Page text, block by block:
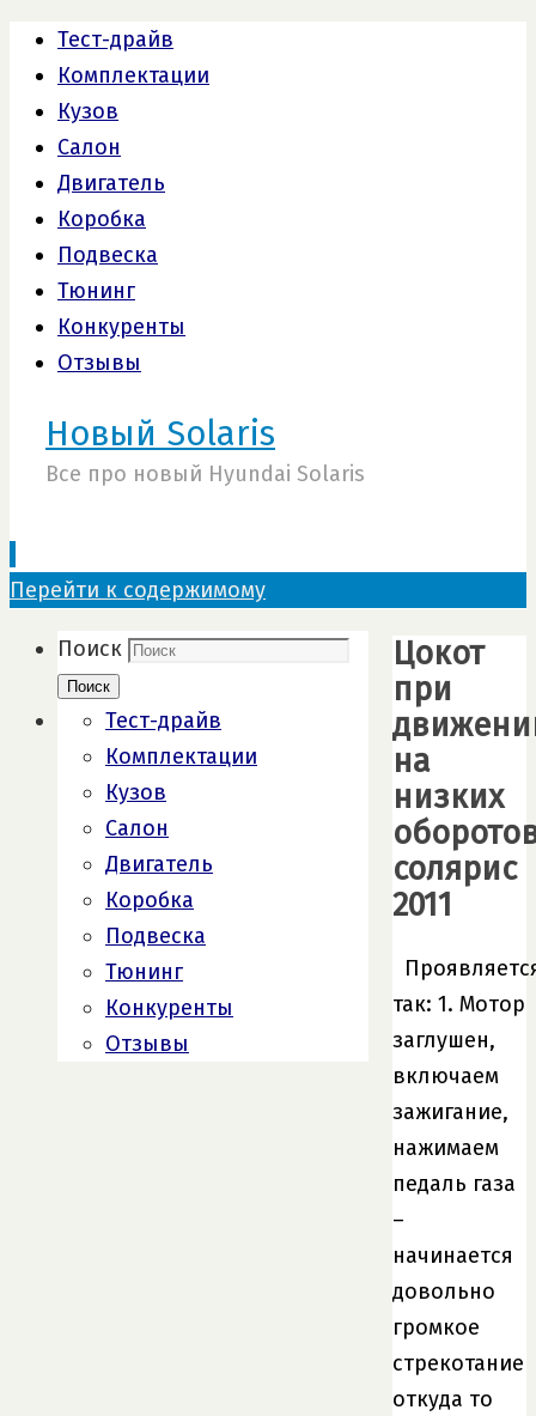
Тест-драйв
Комплектации
Кузов
Салон
Двигатель
Коробка
Подвеска
Тюнинг
Конкуренты
Отзывы
Новый Solaris
Все про новый Hyundai Solaris
Перейти к содержимому
Цокот
при
на
низких
солярис
2011
так: 1. Мотор
заглушен,
включаем
зажигание,
нажимаем
педаль газа
–
начинается
довольно
громкое
стрекотание
откуда то
Поиск
Поиск
Тест-драйв
Комплектации
Кузов
Салон
Двигатель
Коробка
Подвеска
Тюнинг
Конкуренты
Отзывы